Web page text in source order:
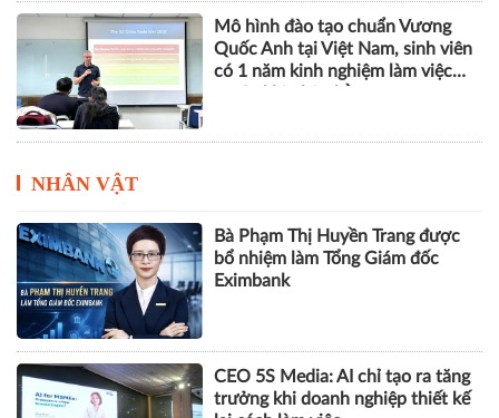
Mô hình đào tạo chuẩn Vương
Quốc Anh tại Việt Nam, sinh viên
có 1 năm kinh nghiệm làm việc
NHÂN VẬT
Bà Phạm Thị Huyền Trang được
bổ nhiệm làm Tổng Giám đốc
Eximbank
CEO 5S Media: AI chỉ tạo ra tăng
trưởng khi doanh nghiệp thiết kế